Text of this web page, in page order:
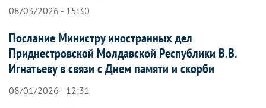
08/03/2026 - 15:30
Послание Министру иностранных дел
Приднестровской Молдавской Республики В.В.
Игнатьеву в связи с Днем памяти и скорби
08/01/2026 - 12:31